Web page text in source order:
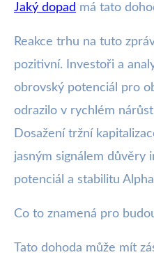
Jaký dopad má tato
Reakce trhu na tuto
pozitivní. Investoři a
obrovský potenciál pro
odrazilo v rychlém
Dosažení tržní
jasným signálem důvěry
potenciál a stabilitu
Co to znamená pro
Tato dohoda může mít